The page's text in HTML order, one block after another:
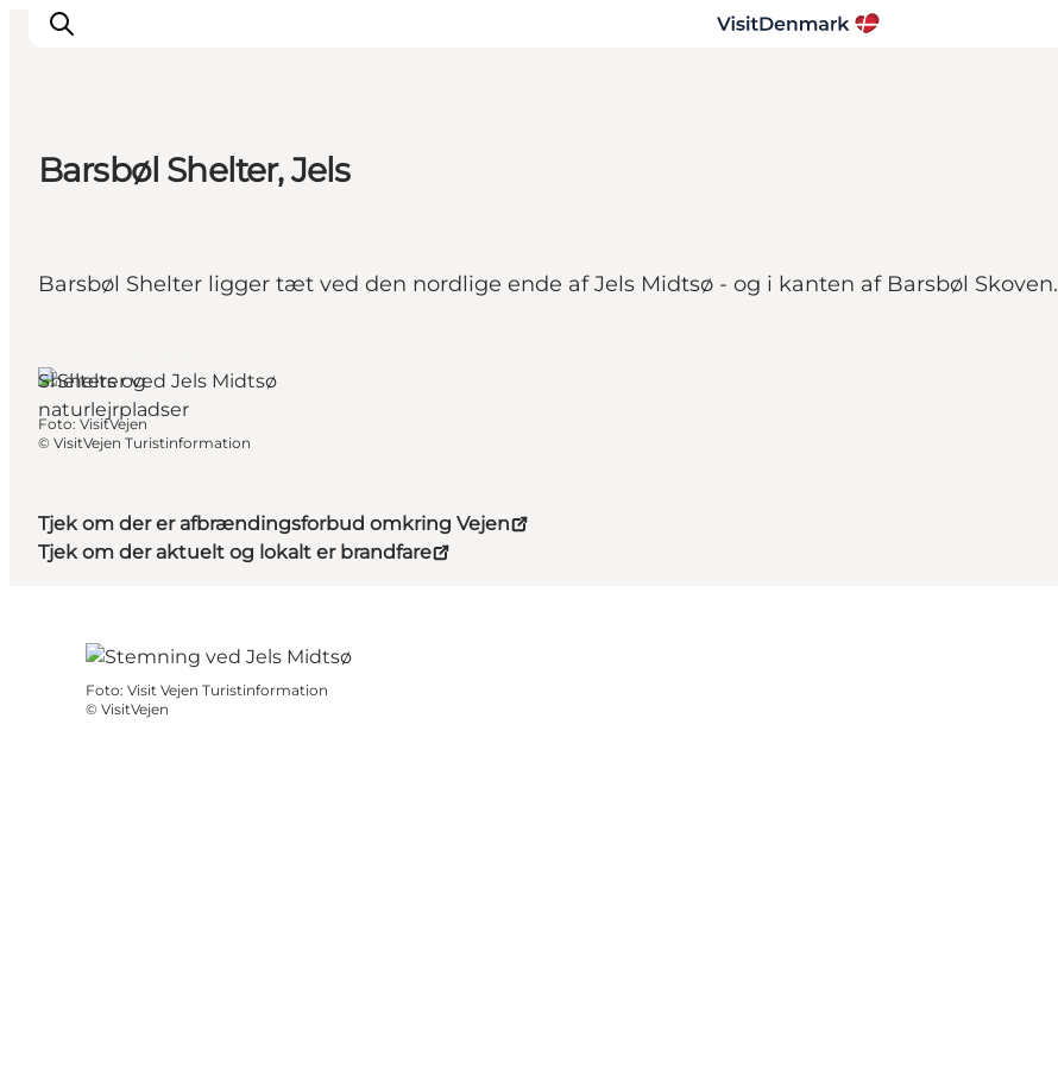
Oplevelser
Overnatning
Barsbøl Shelter, Jels
Barsbøl Shelter ligger tæt ved den nordlige ende af Jels Midtsø - og i kanten af Barsbøl Skoven.
Tjek om der er afbrændingsforbud omkring Vejen
Tjek om der aktuelt og lokalt er brandfare
Shelters og
naturlejrpladser
Foto: VisitVejen
© VisitVejen Turistinformation
Foto: Visit Vejen Turistinformation
© VisitVejen